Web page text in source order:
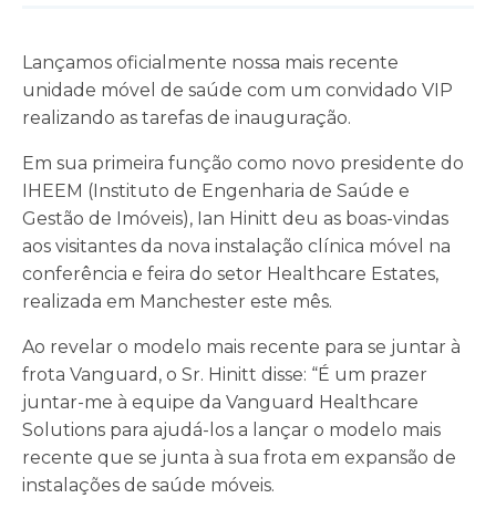
Lançamos oficialmente nossa mais recente
unidade móvel de saúde com um convidado VIP
realizando as tarefas de inauguração.
Em sua primeira função como novo presidente do
IHEEM (Instituto de Engenharia de Saúde e
Gestão de Imóveis), Ian Hinitt deu as boas-vindas
aos visitantes da nova instalação clínica móvel na
conferência e feira do setor Healthcare Estates,
realizada em Manchester este mês.
Ao revelar o modelo mais recente para se juntar à
frota Vanguard, o Sr. Hinitt disse: “É um prazer
juntar-me à equipe da Vanguard Healthcare
Solutions para ajudá-los a lançar o modelo mais
recente que se junta à sua frota em expansão de
instalações de saúde móveis.